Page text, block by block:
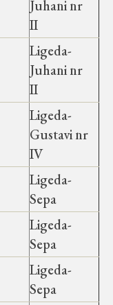
Juhani nr
II
Ligeda-
Juhani nr
II
Ligeda-
Gustavi nr
IV
Ligeda-
Sepa
Ligeda-
Sepa
Ligeda-
Sepa